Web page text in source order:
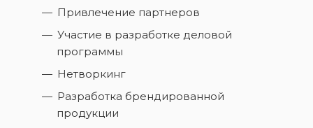
Привлечение партнеров
Участие в разработке деловой
программы
Нетворкинг
Разработка брендированной
продукции